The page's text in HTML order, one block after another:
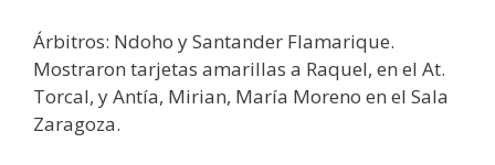
Árbitros: Ndoho y Santander Flamarique.
Mostraron tarjetas amarillas a Raquel, en el At.
Torcal, y Antía, Mirian, María Moreno en el Sala
Zaragoza.